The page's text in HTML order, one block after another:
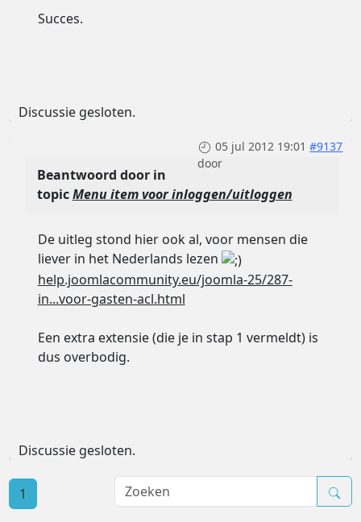
Succes.
Discussie gesloten.
05 jul 2012 19:01 #9137
door
Beantwoord door in
topicMenu item voor inloggen/uitloggen
De uitleg stond hier ook al, voor mensen die
liever in het Nederlands lezen
help.joomlacommunity.eu/joomla-25/287-
in...voor-gasten-acl.html
Een extra extensie (die je in stap 1 vermeldt) is
dus overbodig.
Discussie gesloten.
1